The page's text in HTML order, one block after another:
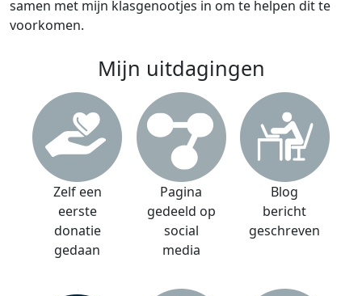
samen met mijn klasgenootjes in om te helpen dit te
voorkomen.
Mijn uitdagingen
Zelf een
eerste
donatie
gedaan
Pagina
gedeeld op
social
media
Blog
bericht
geschreven